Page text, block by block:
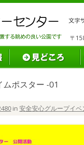
〒
ポスター -01
in 安全安心グループイ